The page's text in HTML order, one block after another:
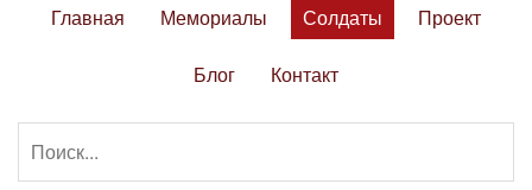
Главная Мемориалы Солдаты Проект
Блог Контакт